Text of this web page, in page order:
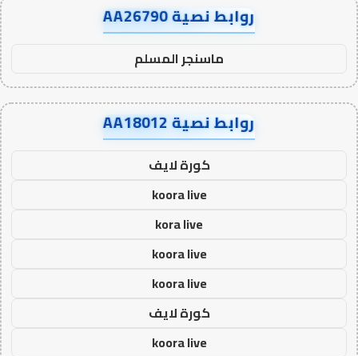
روابط نصية AA26790
ماسنجر المسلم
روابط نصية AA18012
كورة لايف
koora live
kora live
koora live
koora live
كورة لايف
koora live